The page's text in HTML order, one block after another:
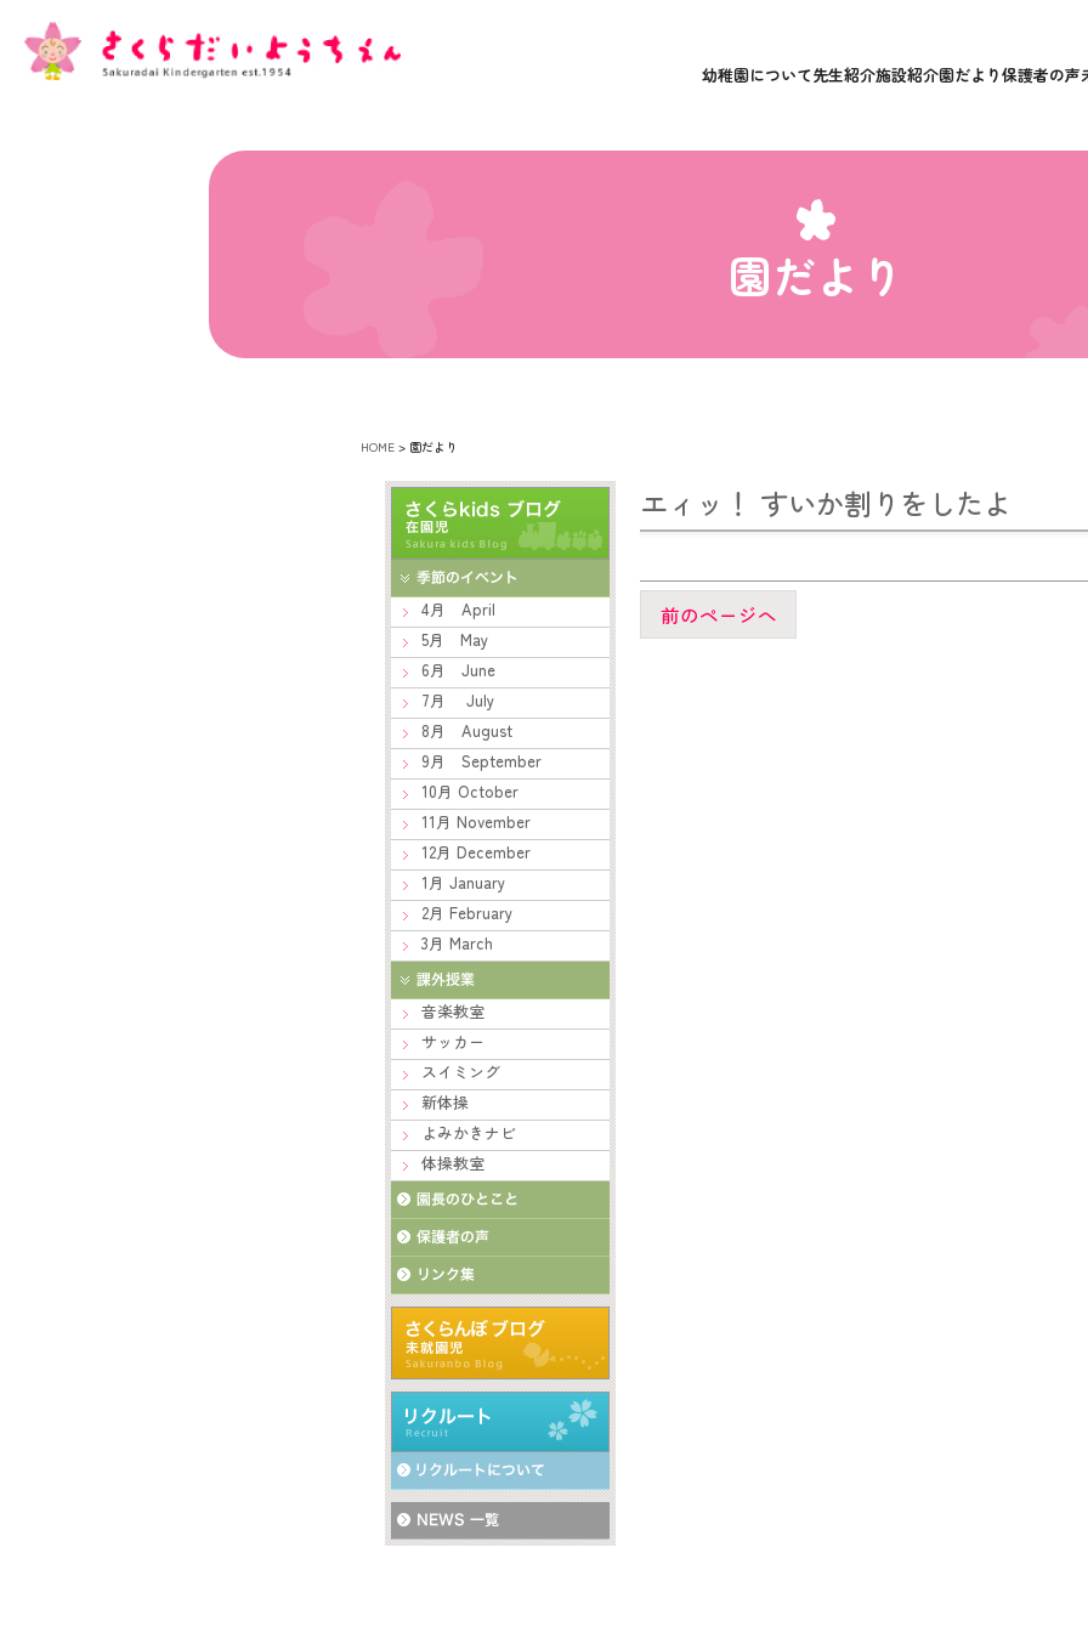
幼稚園について先生紹介施設紹介園だより保護者の声
園だより
HOME > 園だより
4月 April
5月 May
6月 June
7月 July
8月 August
9月 September
10月 October
11月 November
12月 December
1月 January
2月 February
3月 March
音楽教室
サッカー
スイミング
新体操
よみかきナビ
体操教室
エィッ！ すいか割りをしたよ
前のページへ